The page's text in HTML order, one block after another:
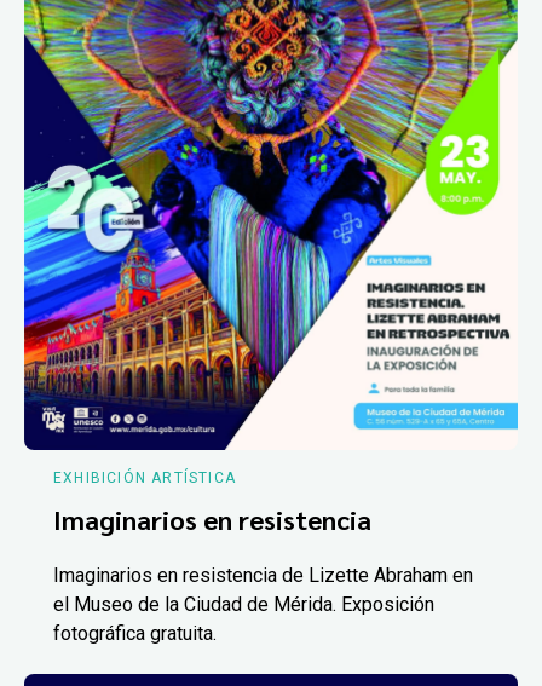
EXHIBICIÓN ARTÍSTICA
Imaginarios en resistencia
Imaginarios en resistencia de Lizette Abraham en
el Museo de la Ciudad de Mérida. Exposición
fotográfica gratuita.